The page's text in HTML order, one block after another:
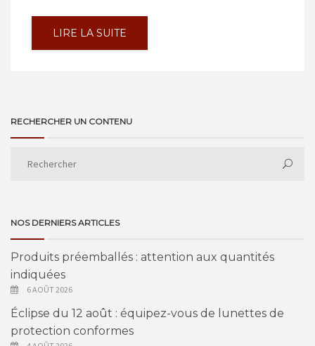
LIRE LA SUITE
RECHERCHER UN CONTENU
NOS DERNIERS ARTICLES
Produits préemballés : attention aux quantités
indiquées
6 AOÛT 2026
Éclipse du 12 août : équipez-vous de lunettes de
protection conformes